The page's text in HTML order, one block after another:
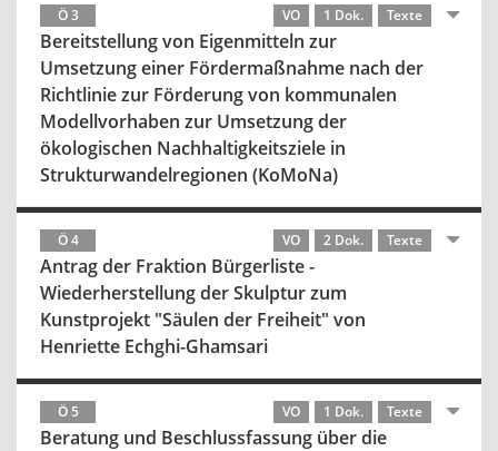
Ö 3 VO 1 Dok. Texte
Bereitstellung von Eigenmitteln zur
Umsetzung einer Fördermaßnahme nach der
Richtlinie zur Förderung von kommunalen
Modellvorhaben zur Umsetzung der
ökologischen Nachhaltigkeitsziele in
Strukturwandelregionen (KoMoNa)
Ö 4 VO 2 Dok. Texte
Antrag der Fraktion Bürgerliste -
Wiederherstellung der Skulptur zum
Kunstprojekt "Säulen der Freiheit" von
Henriette Echghi-Ghamsari
Ö 5 VO 1 Dok. Texte
Beratung und Beschlussfassung über die